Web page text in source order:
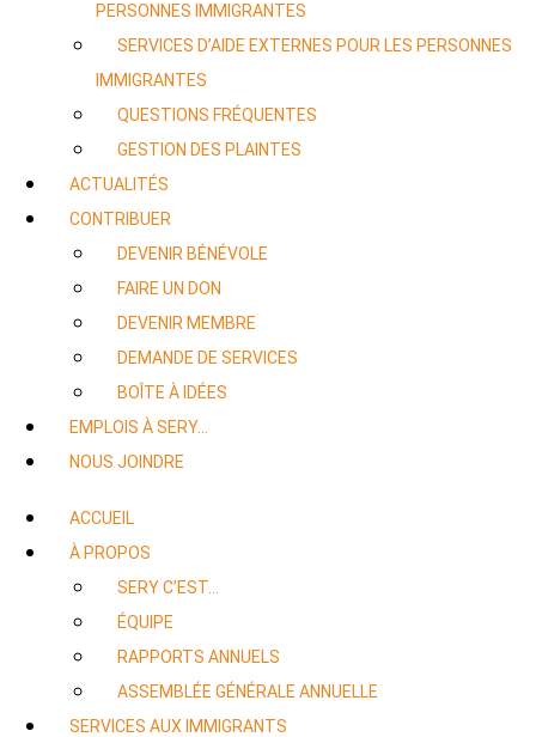
PERSONNES IMMIGRANTES
SERVICES D’AIDE EXTERNES POUR LES PERSONNES
IMMIGRANTES
QUESTIONS FRÉQUENTES
GESTION DES PLAINTES
ACTUALITÉS
CONTRIBUER
DEVENIR BÉNÉVOLE
FAIRE UN DON
DEVENIR MEMBRE
DEMANDE DE SERVICES
BOÎTE À IDÉES
EMPLOIS À SERY…
NOUS JOINDRE
ACCUEIL
À PROPOS
SERY C’EST…
ÉQUIPE
RAPPORTS ANNUELS
ASSEMBLÉE GÉNÉRALE ANNUELLE
SERVICES AUX IMMIGRANTS